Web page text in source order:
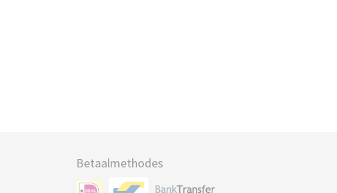
Betaalmethodes